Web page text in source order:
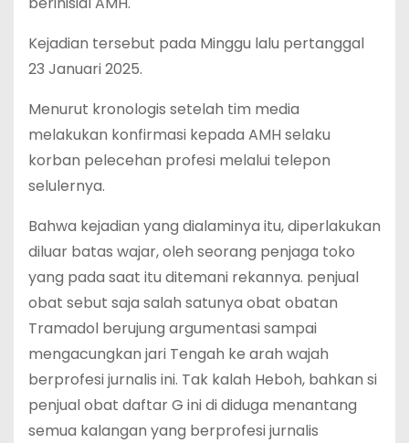
Kejadian tersebut pada Minggu lalu pertanggal
23 Januari 2025.
Menurut kronologis setelah tim media
melakukan konfirmasi kepada AMH selaku
korban pelecehan profesi melalui telepon
selulernya.
Bahwa kejadian yang dialaminya itu, diperlakukan
diluar batas wajar, oleh seorang penjaga toko
yang pada saat itu ditemani rekannya. penjual
obat sebut saja salah satunya obat obatan
Tramadol berujung argumentasi sampai
mengacungkan jari Tengah ke arah wajah
berprofesi jurnalis ini. Tak kalah Heboh, bahkan si
penjual obat daftar G ini di diduga menantang
semua kalangan yang berprofesi jurnalis